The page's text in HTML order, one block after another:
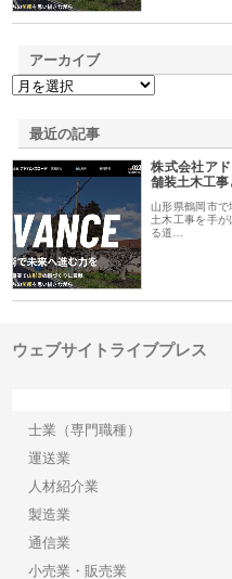
アーカイブ
最近の記事
株式会社ア
舗装土木工事
山形県鶴岡市
土木工事を手が
る道…
ウェブサイトライブプレス
士業（専門職種）
運送業
人材紹介業
製造業
通信業
小売業・販売業